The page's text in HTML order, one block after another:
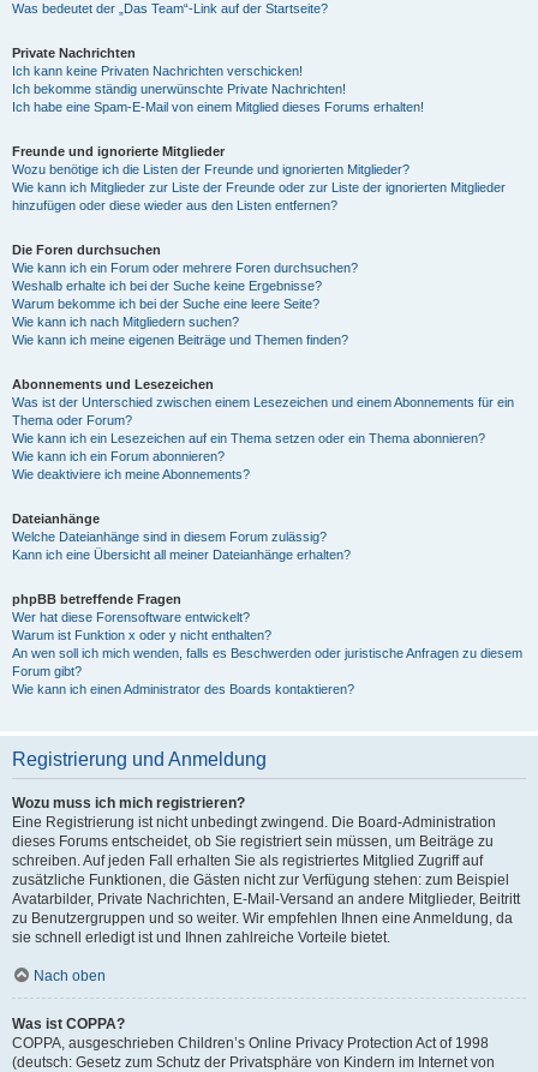
Was bedeutet der „Das Team“-Link auf der Startseite?
Private Nachrichten
Ich kann keine Privaten Nachrichten verschicken!
Ich bekomme ständig unerwünschte Private Nachrichten!
Ich habe eine Spam-E-Mail von einem Mitglied dieses Forums erhalten!
Freunde und ignorierte Mitglieder
Wozu benötige ich die Listen der Freunde und ignorierten Mitglieder?
Wie kann ich Mitglieder zur Liste der Freunde oder zur Liste der ignorierten Mitglieder
hinzufügen oder diese wieder aus den Listen entfernen?
Die Foren durchsuchen
Wie kann ich ein Forum oder mehrere Foren durchsuchen?
Weshalb erhalte ich bei der Suche keine Ergebnisse?
Warum bekomme ich bei der Suche eine leere Seite?
Wie kann ich nach Mitgliedern suchen?
Wie kann ich meine eigenen Beiträge und Themen finden?
Abonnements und Lesezeichen
Was ist der Unterschied zwischen einem Lesezeichen und einem Abonnements für ein
Thema oder Forum?
Wie kann ich ein Lesezeichen auf ein Thema setzen oder ein Thema abonnieren?
Wie kann ich ein Forum abonnieren?
Wie deaktiviere ich meine Abonnements?
Dateianhänge
Welche Dateianhänge sind in diesem Forum zulässig?
Kann ich eine Übersicht all meiner Dateianhänge erhalten?
phpBB betreffende Fragen
Wer hat diese Forensoftware entwickelt?
Warum ist Funktion x oder y nicht enthalten?
An wen soll ich mich wenden, falls es Beschwerden oder juristische Anfragen zu diesem
Forum gibt?
Wie kann ich einen Administrator des Boards kontaktieren?
Registrierung und Anmeldung
Wozu muss ich mich registrieren?
Eine Registrierung ist nicht unbedingt zwingend. Die Board-Administration
dieses Forums entscheidet, ob Sie registriert sein müssen, um Beiträge zu
schreiben. Auf jeden Fall erhalten Sie als registriertes Mitglied Zugriff auf
zusätzliche Funktionen, die Gästen nicht zur Verfügung stehen: zum Beispiel
Avatarbilder, Private Nachrichten, E-Mail-Versand an andere Mitglieder, Beitritt
zu Benutzergruppen und so weiter. Wir empfehlen Ihnen eine Anmeldung, da
sie schnell erledigt ist und Ihnen zahlreiche Vorteile bietet.
Nach oben
Was ist COPPA?
COPPA, ausgeschrieben Children’s Online Privacy Protection Act of 1998
(deutsch: Gesetz zum Schutz der Privatsphäre von Kindern im Internet von